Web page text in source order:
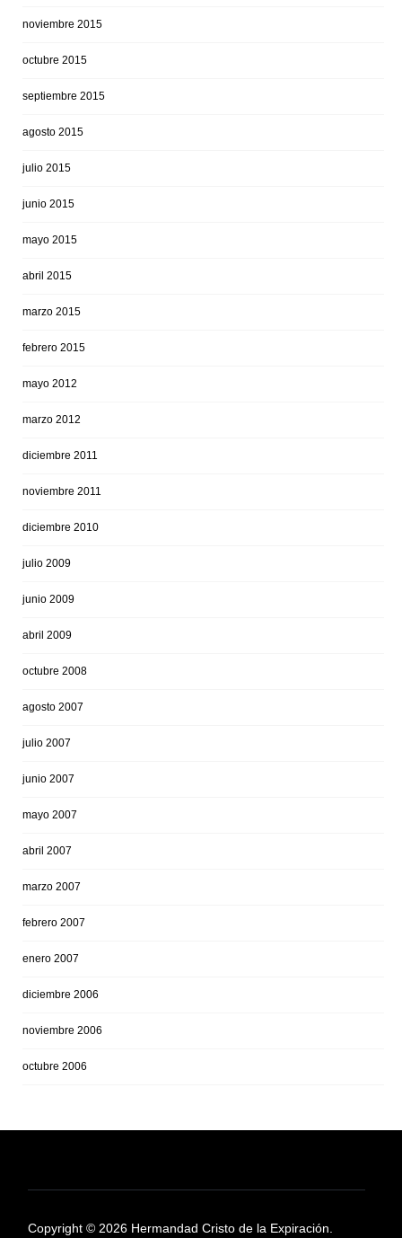
noviembre 2015
octubre 2015
septiembre 2015
agosto 2015
julio 2015
junio 2015
mayo 2015
abril 2015
marzo 2015
febrero 2015
mayo 2012
marzo 2012
diciembre 2011
noviembre 2011
diciembre 2010
julio 2009
junio 2009
abril 2009
octubre 2008
agosto 2007
julio 2007
junio 2007
mayo 2007
abril 2007
marzo 2007
febrero 2007
enero 2007
diciembre 2006
noviembre 2006
octubre 2006
Copyright © 2026 Hermandad Cristo de la Expiración.